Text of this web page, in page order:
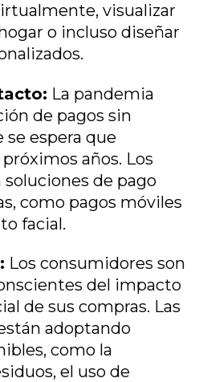
visualizar
o incluso diseñar
La pandemia
de pagos sin
espera que
años. Los
de pago
como pagos móviles
facial.
Los consumidores son
del impacto
de sus compras. Las
adoptando
como la
el uso de